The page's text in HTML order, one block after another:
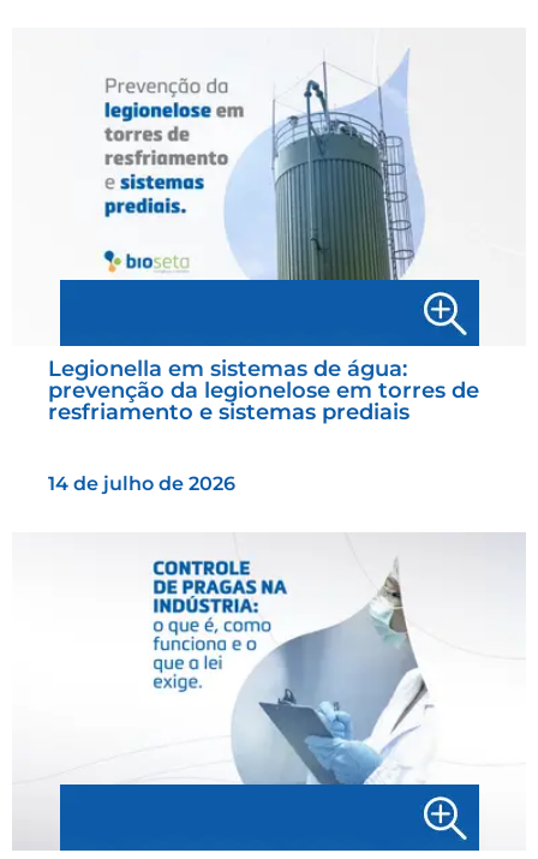
Legionella em sistemas de água:
prevenção da legionelose em torres de
resfriamento e sistemas prediais
14 de julho de 2026